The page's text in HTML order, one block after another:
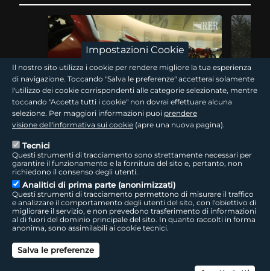
15 min
Traguardi! Il filo rosso
Nel centenario Ducati il WDW accende Misano e la
Romagna dei motori. Seguendo le tracce di questa
storia si risale alla Bologna industriale, tra…
La
giovani
Impostazioni Cookie
Il nostro sito utilizza i cookie per rendere migliore la tua esperienza
di navigazione. Toccando "Salva le preferenze" accetterai solamente
l'utilizzo dei cookie corrispondenti alle categorie selezionate, mentre
toccando "Accetta tutti i cookie" non dovrai effettuare alcuna
selezione. Per maggiori informazioni puoi prendere
visione dell'informativa sui cookie (apre una nuova pagina).
Tecnici
Questi strumenti di tracciamento sono strettamente necessari per
garantire il funzionamento e la fornitura del sito e, pertanto, non
richiedono il consenso degli utenti.
Analitici di prima parte (anonimizzati)
Questi strumenti di tracciamento permettono di misurare il traffico
e analizzare il comportamento degli utenti del sito, con l'obiettivo di
migliorare il servizio, e non prevedono trasferimento di informazioni
al di fuori del dominio principale del sito. In quanto raccolti in forma
anonima, sono assimilabili ai cookie tecnici.
Salva le preferenze